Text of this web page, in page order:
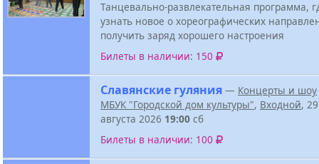
Танцевально-развлекательная программа,
узнать новое о хореографических
получить заряд хорошего настроения
Билеты в наличии: 150
Славянские гуляния — Концерты и шоу
МБУК "Городской дом культуры", Входной, 29
августа 2026 19:00 сб
Билеты в наличии: 100